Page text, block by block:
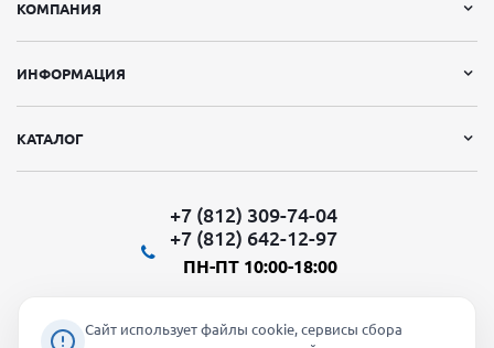
КОМПАНИЯ
ИНФОРМАЦИЯ
КАТАЛОГ
+7 (812) 309-74-04
+7 (812) 642-12-97
ПН-ПТ 10:00-18:00
Сайт использует файлы cookie, сервисы сбора